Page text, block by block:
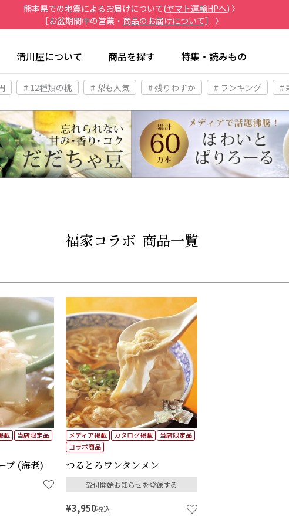
熊本県での地震によるお届けについて(ヤマト運輸HPへ) 〉
［お盆期間中の営業・ 商品のお届けについて］ 〉
清川屋について 商品を探す 特集・読みもの
# 12種類の桃 # 梨も人気 # 残りわずか # ランキング #
福家コラボ 商品一覧
在庫なし商品
予約商品
並び順
プ (海老)
載 当店限定品
つるとろワンタンメン
メディア掲載 カタログ掲載
当店限定品
コラボ商品
受付開始お知らせを登録する
¥3,950税込